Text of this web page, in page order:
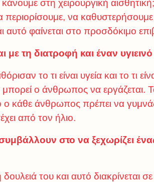
κάνουμε στη χειρουργική
περιορίσουμε, να
αυτό φαίνεται στο προσδόκιμο
με τη διατροφή και έναν
το τι είναι υγεία και το τι
μπορεί ο άνθρωπος να
ο κάθε άνθρωπος πρέπει να
από τον ήλιο.
στο να ξεχωρίζει
του και αυτό διακρίνεται